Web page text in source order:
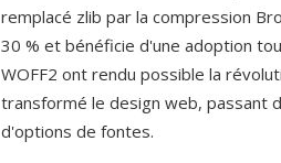
remplacé zlib par la compression
30 % et bénéficie d'une adoption
WOFF2 ont rendu possible la
transformé le design web, passant
d'options de fontes.